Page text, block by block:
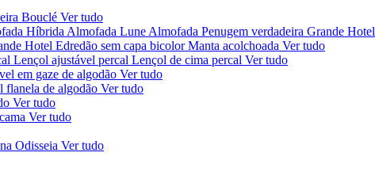
Bouclé Ver tudo
Híbrida Almofada Lune Almofada Penugem verdadeira Grande Hotel
Hotel Edredão sem capa bicolorManta acolchoada Ver tudo
Lençol ajustável percal Lençol de cima percal Ver tudo
em gaze de algodão Ver tudo
flanela de algodão Ver tudo
Ver tudo
Ver tudo
Odisseia Ver tudo